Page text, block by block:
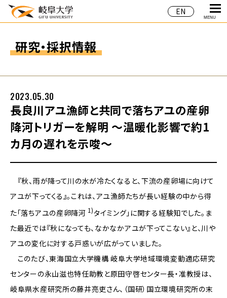
EN
MENU
研究・採択情報
長良川アユ漁師と共同で落ちアユの産卵
降河トリガーを解明 ～温暖化影響で約1
カ月の遅れを示唆～
2023.05.30
『秋、雨が降って川の水が冷たくなると、下流の産卵場に向けて
アユが下ってくる』。これは、アユ漁師たちが長い経験の中から得
た「落ちアユの産卵降河 1)タイミング」に関する経験知でした。ま
た最近では『秋になっても、なかなかアユが下ってこない』と、川や
アユの変化に対する戸惑いが広がっていました。
このたび、東海国立大学機構 岐阜大学地域環境変動適応研究
センターの永山滋也特任助教と原田守啓センター長・准教授は、
岐阜県水産研究所の藤井亮吏さん、（国研）国立環境研究所の末